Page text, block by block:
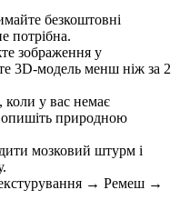
безкоштовні
потрібна.
зображення у
3D-модель менш ніж за 2
у вас немає
природною
мозковий штурм і
→ Ремеш →